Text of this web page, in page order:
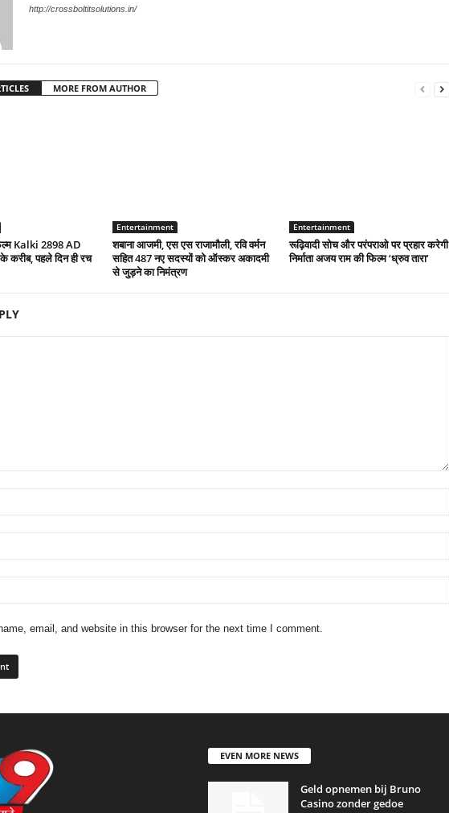
http://crossboltitsolutions.in/
MORE FROM AUTHOR
Kalki 2898 AD
करीब, पहले दिन ही रच
Entertainment
शबाना आजमी, एस एस राजामौली, रवि वर्मन
सहित 487 नए सदस्यों को ऑस्कर अकादमी
से जुड़ने का निमंत्रण
Entertainment
रूढ़िवादी सोच और परंपराओ पर प्रहार करेगी
निर्माता अजय राम की फिल्म ‘ध्रुव तारा’
email, and website in this browser for the next time I comment.
EVEN MORE NEWS
Geld opnemen bij Bruno
Casino zonder gedoe